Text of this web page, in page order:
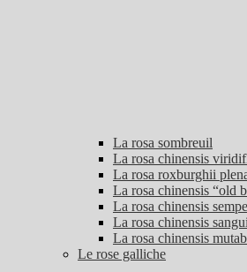
La rosa sombreuil
La rosa chinensis
La rosa roxburghii
La rosa chinensis “old
La rosa chinensis
La rosa chinensis
La rosa chinensis
Le rose galliche